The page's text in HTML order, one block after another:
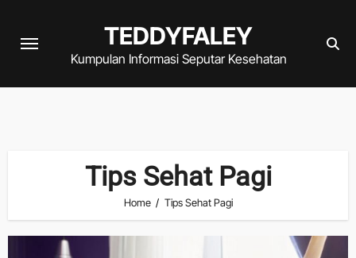
TEDDYFALEY
Kumpulan Informasi Seputar Kesehatan
Tips Sehat Pagi
Home Tips Sehat Pagi